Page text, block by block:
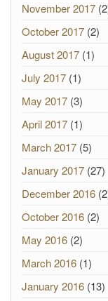
November 2017
October 2017 (2)
August 2017 (1)
July 2017 (1)
May 2017 (3)
April 2017 (1)
March 2017 (5)
January 2017 (27)
December 2016
October 2016 (2)
May 2016 (2)
March 2016 (1)
January 2016 (13)